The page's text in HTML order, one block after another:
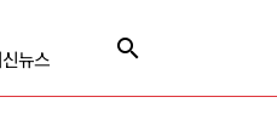
뉴스